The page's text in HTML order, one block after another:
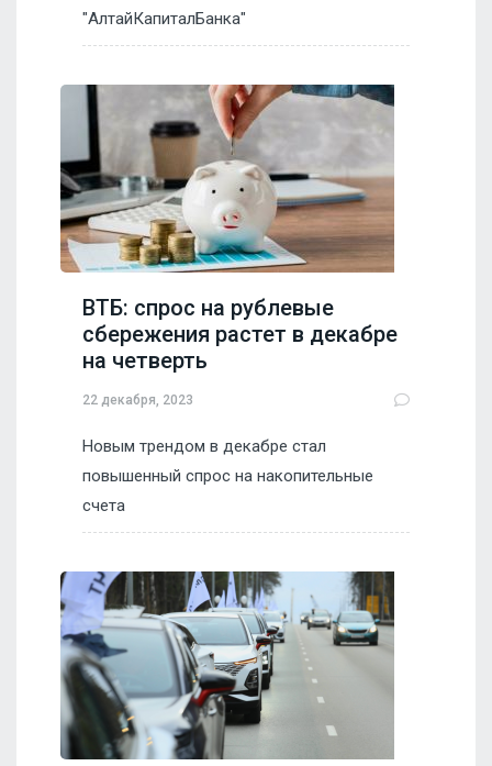
"АлтайКапиталБанка"
ВТБ: спрос на рублевые
сбережения растет в декабре
на четверть
22 декабря, 2023
Новым трендом в декабре стал
повышенный спрос на накопительные
счета